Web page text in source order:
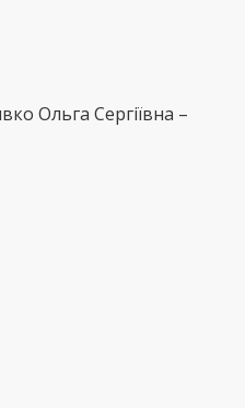
Ольга Сергіївна –